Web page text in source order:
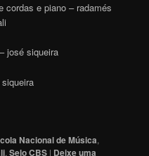
cordas e piano – radamés
josé siqueira
Nacional de Música,
,Selo CBS | Deixe uma